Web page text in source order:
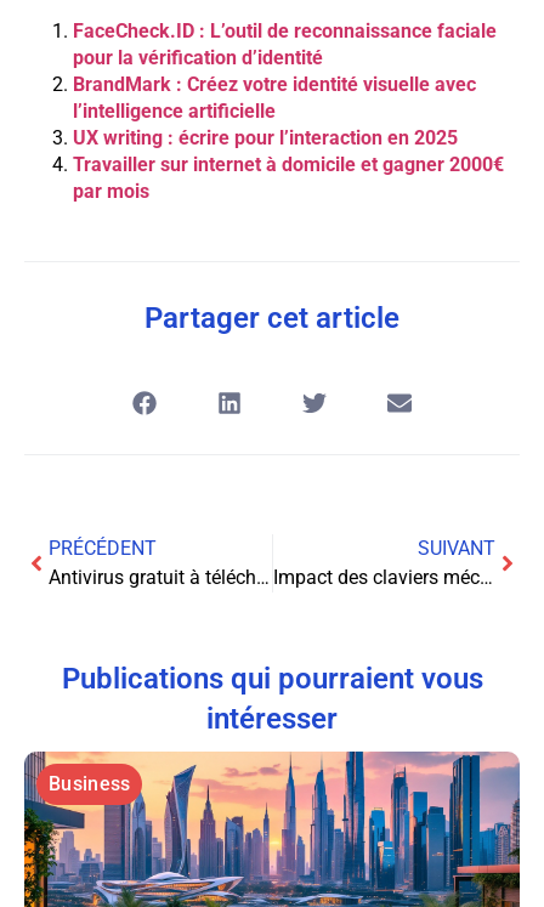
FaceCheck.ID : L’outil de reconnaissance faciale
pour la vérification d’identité
BrandMark : Créez votre identité visuelle avec
l’intelligence artificielle
UX writing : écrire pour l’interaction en 2025
Travailler sur internet à domicile et gagner 2000€
par mois
Partager cet article
PRÉCÉDENT
Antivirus gratuit à télécharger : notre sélection 2026
SUIVANT
Impact des claviers mécaniques sur les performances des joueurs
Publications qui pourraient vous
intéresser
Business